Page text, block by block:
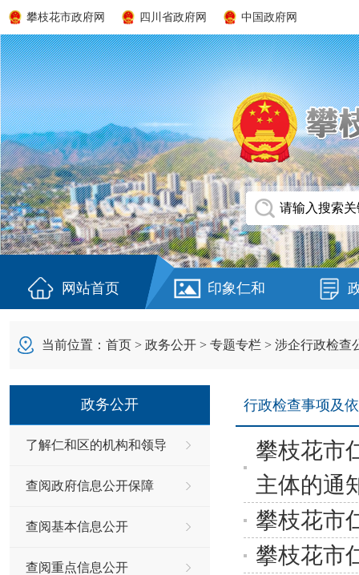
攀枝花市政府网 四川省政府网 中国政府网
网站首页 印象仁和
当前位置： 首页 > 政务公开 > 专题专栏 > 涉企行政检查
政务公开
了解仁和区的机构和领导
查阅政府信息公开保障
查阅基本信息公开
查阅重点信息公开
行政检查事项及
攀枝花市
主体的通
攀枝花市
攀枝花市